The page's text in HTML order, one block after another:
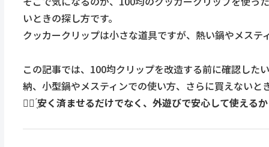
いときの探し方です。
クッカークリップは小さな道具ですが、熱い鍋やメス
この記事では、100均クリップを改造する前に確認した
納、小型鍋やメスティンでの使い方、さらに買えないと
☝🏻 ̖́安く済ませるだけでなく、外遊びで安心して使える